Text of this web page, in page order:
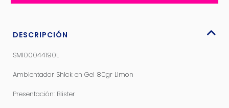
DESCRIPCIÓN
SM100044190L
Ambientador Shick en Gel 80gr Limon
Presentación: Blister